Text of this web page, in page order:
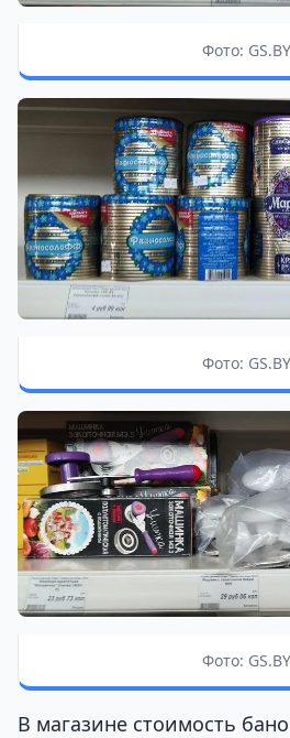
Фото: GS.BY
Фото: GS.BY
Фото: GS.BY
В магазине стоимость